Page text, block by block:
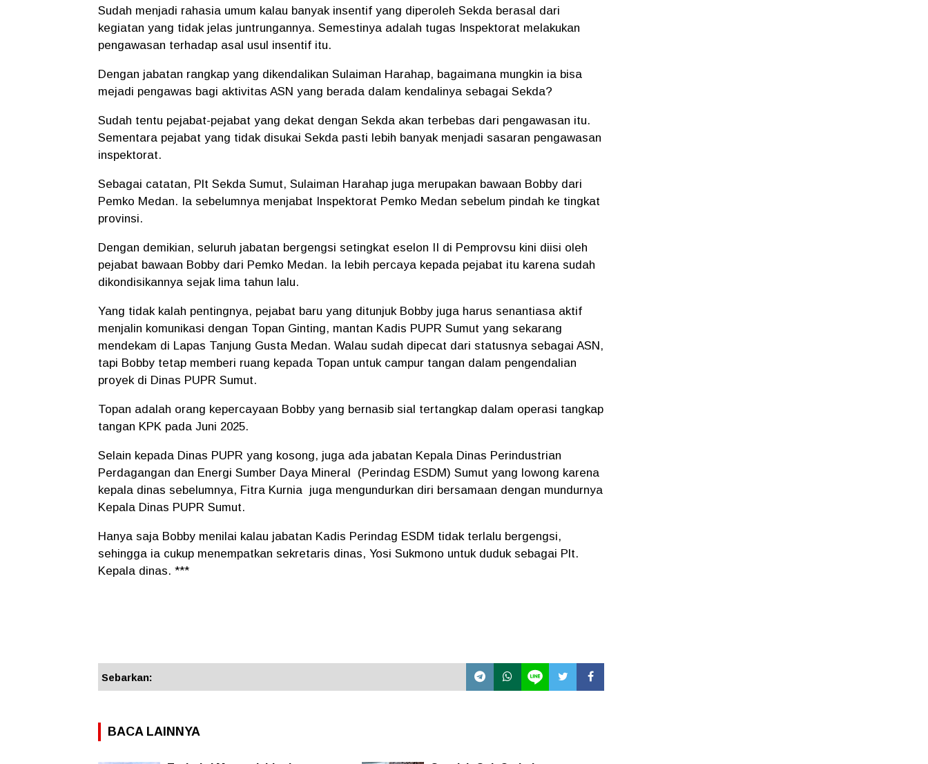
Sudah menjadi rahasia umum kalau banyak insentif yang diperoleh Sekda berasal dari
kegiatan yang tidak jelas juntrungannya. Semestinya adalah tugas Inspektorat melakukan
pengawasan terhadap asal usul insentif itu.
Dengan jabatan rangkap yang dikendalikan Sulaiman Harahap, bagaimana mungkin ia bisa
mejadi pengawas bagi aktivitas ASN yang berada dalam kendalinya sebagai Sekda?
Sudah tentu pejabat-pejabat yang dekat dengan Sekda akan terbebas dari pengawasan itu.
Sementara pejabat yang tidak disukai Sekda pasti lebih banyak menjadi sasaran pengawasan
inspektorat.
Sebagai catatan, Plt Sekda Sumut, Sulaiman Harahap juga merupakan bawaan Bobby dari
Pemko Medan. Ia sebelumnya menjabat Inspektorat Pemko Medan sebelum pindah ke tingkat
provinsi.
Dengan demikian, seluruh jabatan bergengsi setingkat eselon II di Pemprovsu kini diisi oleh
pejabat bawaan Bobby dari Pemko Medan. Ia lebih percaya kepada pejabat itu karena sudah
dikondisikannya sejak lima tahun lalu.
Yang tidak kalah pentingnya, pejabat baru yang ditunjuk Bobby juga harus senantiasa aktif
menjalin komunikasi dengan Topan Ginting, mantan Kadis PUPR Sumut yang sekarang
mendekam di Lapas Tanjung Gusta Medan. Walau sudah dipecat dari statusnya sebagai ASN,
tapi Bobby tetap memberi ruang kepada Topan untuk campur tangan dalam pengendalian
proyek di Dinas PUPR Sumut.
Topan adalah orang kepercayaan Bobby yang bernasib sial tertangkap dalam operasi tangkap
tangan KPK pada Juni 2025.
Selain kepada Dinas PUPR yang kosong, juga ada jabatan Kepala Dinas Perindustrian
Perdagangan dan Energi Sumber Daya Mineral
(Perindag ESDM) Sumut yang lowong karena
kepala dinas sebelumnya, Fitra Kurnia juga mengundurkan diri bersamaan dengan mundurnya
Kepala Dinas PUPR Sumut.
Hanya saja Bobby menilai kalau jabatan Kadis Perindag ESDM tidak terlalu bergengsi,
sehingga ia cukup menempatkan sekretaris dinas, Yosi Sukmono untuk duduk sebagai Plt.
Kepala dinas. ***
Sebarkan:
BACA LAINNYA